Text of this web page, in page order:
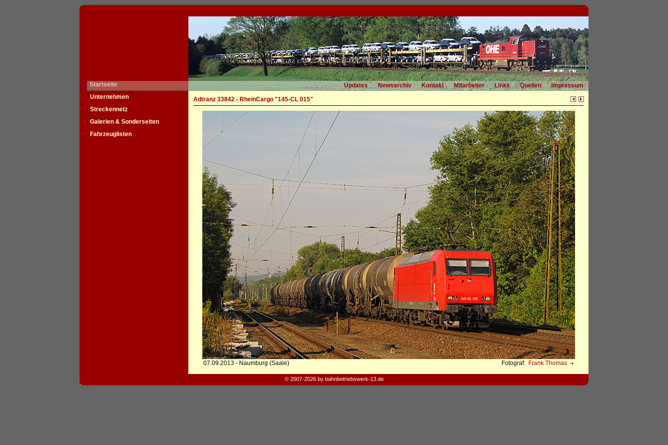
Startseite Updates Newsarchiv Kontakt Mitarbeiter Links Quellen
Impressum
Unternehmen
Streckennetz
Galerien & Sonderseiten
Fahrzeuglisten
Adtranz 33842 - RheinCargo "145-CL 015"
07.09.2013 - Naumburg (Saale) Fotograf: Frank Thomas
© 2007-2026 by bahnbetriebswerk-13.de